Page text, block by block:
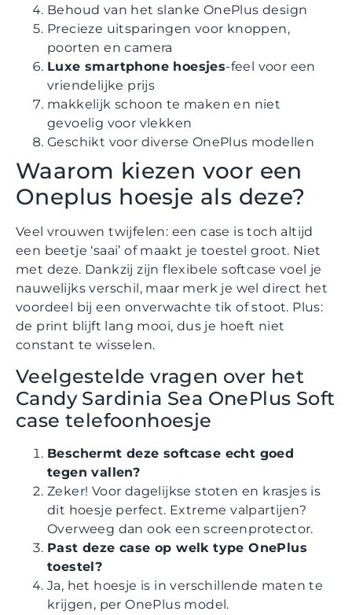
Behoud van het slanke OnePlus design
Precieze uitsparingen voor knoppen,
poorten en camera
Luxe smartphone hoesjes-feel voor een
vriendelijke prijs
makkelijk schoon te maken en niet
gevoelig voor vlekken
Geschikt voor diverse OnePlus modellen
Waarom kiezen voor een
Oneplus hoesje als deze?
Veel vrouwen twijfelen: een case is toch altijd
een beetje ‘saai’ of maakt je toestel groot. Niet
met deze. Dankzij zijn flexibele softcase voel je
nauwelijks verschil, maar merk je wel direct het
voordeel bij een onverwachte tik of stoot. Plus:
de print blijft lang mooi, dus je hoeft niet
constant te wisselen.
Veelgestelde vragen over het
Candy Sardinia Sea OnePlus Soft
case telefoonhoesje
Beschermt deze softcase echt goed
tegen vallen?
Zeker! Voor dagelijkse stoten en krasjes is
dit hoesje perfect. Extreme valpartijen?
Overweeg dan ook een screenprotector.
Past deze case op welk type OnePlus
toestel?
Ja, het hoesje is in verschillende maten te
krijgen, per OnePlus model.